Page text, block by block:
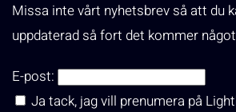
Missa inte vårt nyhetsbrev så att du
uppdaterad så fort det kommer
E-post:
Ja tack, jag vill prenumera på